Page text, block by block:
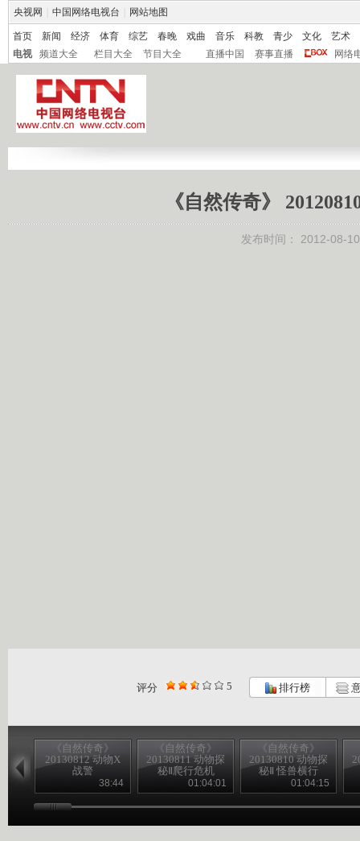
央视网 中国网络电视台 网站地图
首页 新闻 经济 体育 综艺 春晚 戏曲 音乐 科教 青少 文化
艺术
电视
频道大全 栏目大全 节目大全 直播中国 赛事直播 网络
《自然传奇》
发布时间： 2012-08-
评分 5 排行榜
《自然传奇》
20130812 动物X
战警
38:44
《自然传奇》
20130811 动物探
秘Ⅱ爬行危机
01:04:01
《自然传奇》
20130810 动物探
秘Ⅱ 怪兽横行
01:04:15